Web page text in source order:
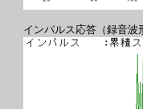
インパルス応答（録音波